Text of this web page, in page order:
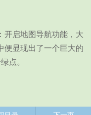
启地图导航功能，大
便显现出了一个巨大的
点。